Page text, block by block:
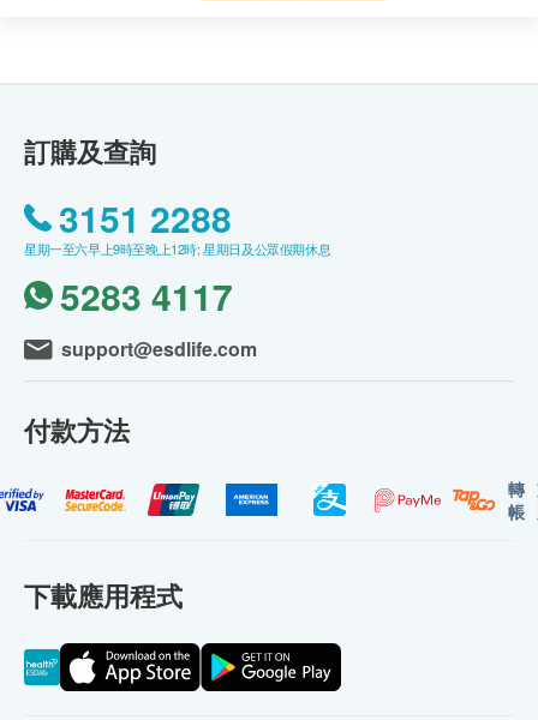
訂購及查詢
3151 2288
星期一至六早上9時至晚上12時; 星期日及公眾假期休息
5283 4117
support@esdlife.com
付款方法
轉
帳
下載應用程式